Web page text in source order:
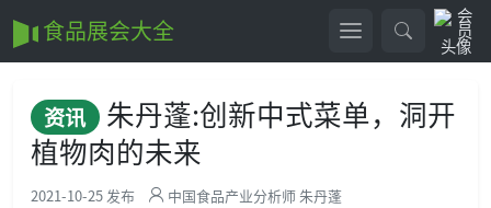
食品展会大全
资讯 朱丹蓬:创新中式菜单，洞开
植物肉的未来
2021-10-25 发布 中国食品产业分析师 朱丹蓬